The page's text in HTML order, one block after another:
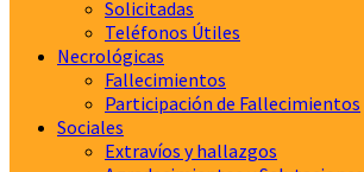
Solicitadas
Teléfonos Útiles
Necrológicas
Fallecimientos
Participación de Fallecimientos
Sociales
Extravíos y hallazgos